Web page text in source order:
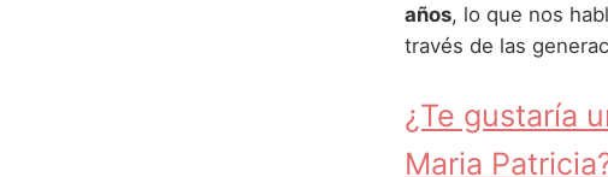
años, lo que nos
través de las
¿Te gustaría
Maria